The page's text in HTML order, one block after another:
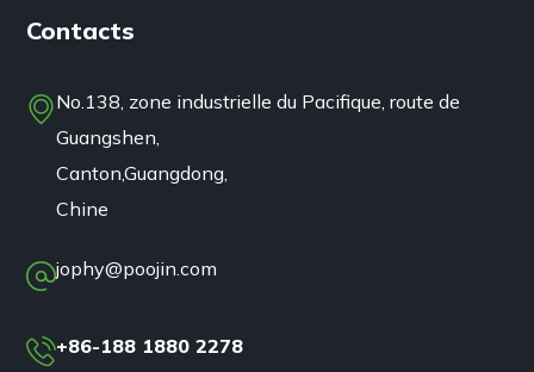
Contacts
No.138, zone industrielle du Pacifique, route de
Guangshen,
Canton,Guangdong,
Chine
jophy@poojin.com
+86-188 1880 2278